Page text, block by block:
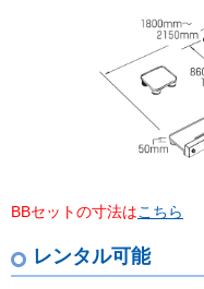
BBセットの寸法はこちら
レンタル可能